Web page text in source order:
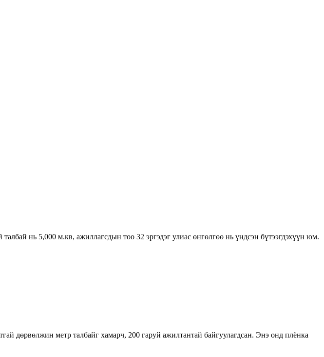
нь 5,000 м.кв, ажиллагсдын тоо 32 эргэдэг улиас өнгөлгөө нь үндсэн бүтээгдэхүүн юм.
дөрвөлжин метр талбайг хамарч, 200 гаруй ажилтантай байгуулагдсан. Энэ онд плёнка